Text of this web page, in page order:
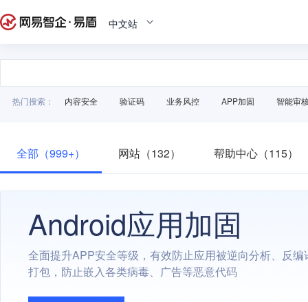
中文站
热门搜索： 内容安全 验证码 业务风控 APP加固 智能审
全部（999+） 网站（132） 帮助中心（115）
Android应用加固
全面提升APP安全等级，有效防止应用被逆向分析、反编
打包，防止嵌入各类病毒、广告等恶意代码